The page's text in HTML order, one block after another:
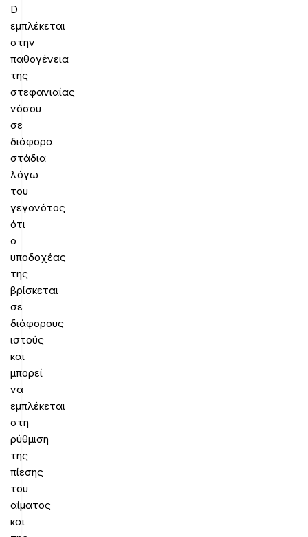
D
εμπλέκεται
στην
παθογένεια
της
στεφανιαίας
νόσου
σε
διάφορα
στάδια
λόγω
του
γεγονότος
ότι
ο
υποδοχέας
της
βρίσκεται
σε
διάφορους
ιστούς
και
μπορεί
να
εμπλέκεται
στη
ρύθμιση
της
πίεσης
του
αίματος
και